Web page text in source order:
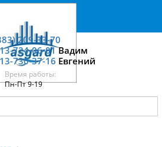
209-33-70
724-06-01Вадим
730-37-16 Евгений
Время работы:
Пн-Пт 9-19